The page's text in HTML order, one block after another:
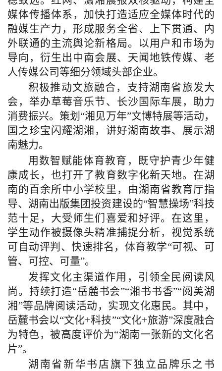
媒体传播体系，加快打造适应全媒体时代的
融媒生产力，形成服务全省、上下贯通、内
外联通的主流舆论新格局。以用户和市场为
导向，衍生出中南会展、天闻地铁传媒、老
人传媒公司等细分领域头部企业。
积极推动文旅融合，支持湖南省旅发大
会，举办草莓音乐节、长沙国际车展，助力
消费振兴。策划“湘见万年”文博特展等活动，
国之珍宝闪耀湖湘，讲好湖南故事、展示湖
南魅力。
用数智赋能体育教育，既守护青少年健
康成长，也打开了教育数字化新天地。在湖
南的百余所中小学校里，由湖南省教育厅指
导、湖南出版集团投资建设的“智慧操场”科技
范十足，大受师生们喜爱和好评。在这里，
学生动作被摄像头精准捕捉分析，视觉系统
可自动评判、快速排名，体育教学“可视、可
管、可控、可量”。
发挥文化主渠道作用，引领全民阅读风
尚。持续打造“岳麓书会”“湘书书香”“阅美湖
湘”等品牌阅读活动，实现文化惠民。其中，
岳麓书会以“文化+科技”“文化+旅游”深度融合
为特色，被高度评价为“湖南一张新的文化名
片”。
湖南省新华书店旗下独立品牌乐之书